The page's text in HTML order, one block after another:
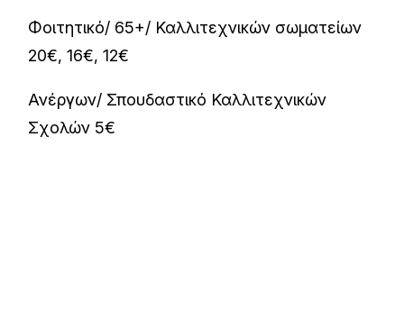
Φοιτητικό/ 65+/ Καλλιτεχνικών σωματείων
20€, 16€, 12€
Ανέργων/ Σπουδαστικό Καλλιτεχνικών
Σχολών 5€